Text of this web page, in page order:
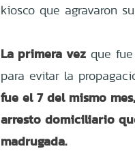
kiosco que agravaron
La primera vez que
para evitar la
fue el 7 del mismo
arresto domiciliario
madrugada.